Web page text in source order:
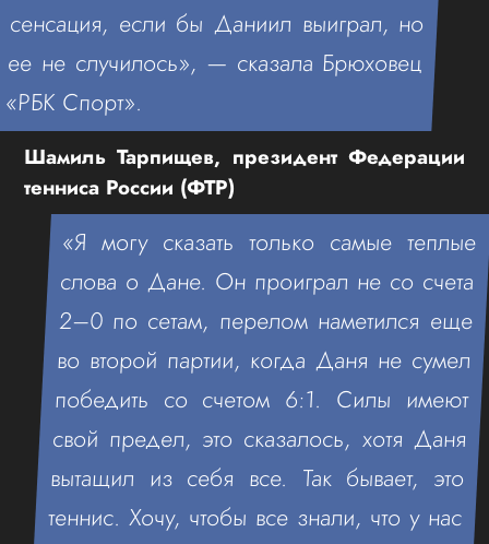
сенсация, если бы Даниил выиграл, но
ее не случилось», — сказала Брюховец
«РБК Спорт».
Шамиль Тарпищев, президент Федерации
тенниса России (ФТР)
«Я могу сказать только самые теплые
слова о Дане. Он проиграл не со счета
2–0 по сетам, перелом наметился еще
во второй партии, когда Даня не сумел
победить со счетом 6:1. Силы имеют
свой предел, это сказалось, хотя Даня
вытащил из себя все. Так бывает, это
теннис. Хочу, чтобы все знали, что у нас